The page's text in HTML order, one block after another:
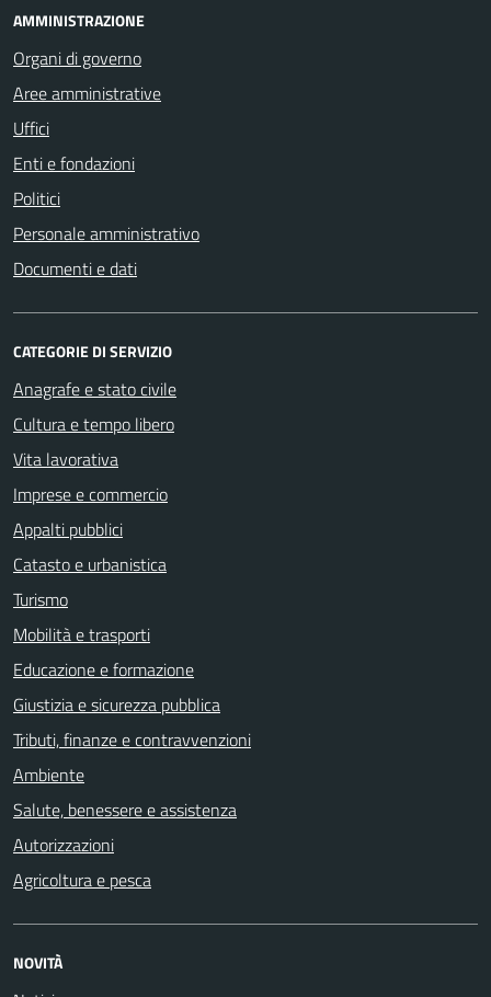
AMMINISTRAZIONE
Organi di governo
Aree amministrative
Uffici
Enti e fondazioni
Politici
Personale amministrativo
Documenti e dati
CATEGORIE DI SERVIZIO
Anagrafe e stato civile
Cultura e tempo libero
Vita lavorativa
Imprese e commercio
Appalti pubblici
Catasto e urbanistica
Turismo
Mobilità e trasporti
Educazione e formazione
Giustizia e sicurezza pubblica
Tributi, finanze e contravvenzioni
Ambiente
Salute, benessere e assistenza
Autorizzazioni
Agricoltura e pesca
NOVITÀ